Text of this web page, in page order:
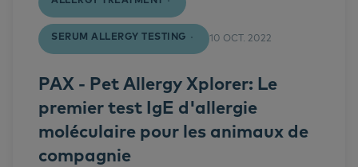
SERUM ALLERGY TESTING 10 OCT. 2022
PAX - Pet Allergy Xplorer: Le
premier test IgE d'allergie
moléculaire pour les animaux de
compagnie